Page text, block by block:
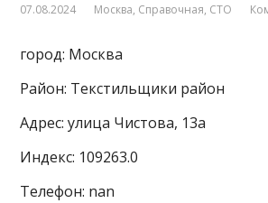
07.08.2024 Москва, Справочная, СТО
город: Москва
Район: Текстильщики район
Адрес: улица Чистова, 13а
Индекс: 109263.0
Телефон: nan